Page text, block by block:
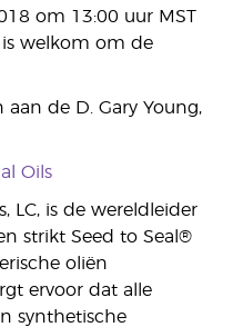
om 13:00 uur MST
is welkom om de
de D. Gary Young,
Oils
LC, is de wereldleider
strikt Seed to Seal®
oliën
ervoor dat alle
synthetische